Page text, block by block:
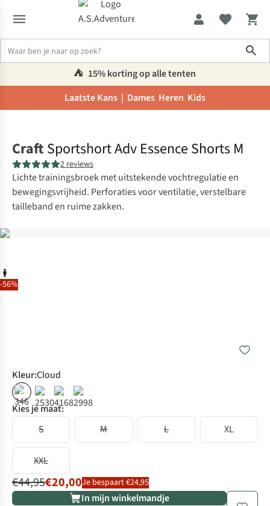
⛺️ 15% korting op alle tenten
Laatste Kans | Dames Heren Kids
-56%
Craft Sportshort Adv Essence Shorts M
2 reviews
Lichte trainingsbroek met uitstekende vochtregulatie en
bewegingsvrijheid. Perforaties voor ventilatie, verstelbare
tailleband en ruime zakken.
Kleur:Cloud
%
Kies je maat:
S
M L XL
XXL
€44,95€20,00Je bespaart €24,95
In mijn winkelmandje